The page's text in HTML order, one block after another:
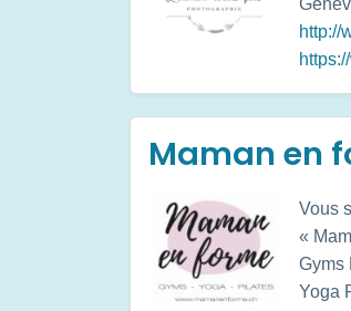
http://
Maman en
Vous
«
Gyms
Yoga